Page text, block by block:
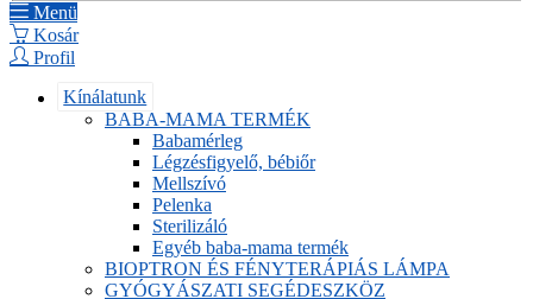
Menü
Kosár
Profil
Kínálatunk
BABA-MAMA TERMÉK
Babamérleg
Légzésfigyelő, bébiőr
Mellszívó
Pelenka
Sterilizáló
Egyéb baba-mama termék
BIOPTRON ÉS FÉNYTERÁPIÁS LÁMPA
GYÓGYÁSZATI SEGÉDESZKÖZ